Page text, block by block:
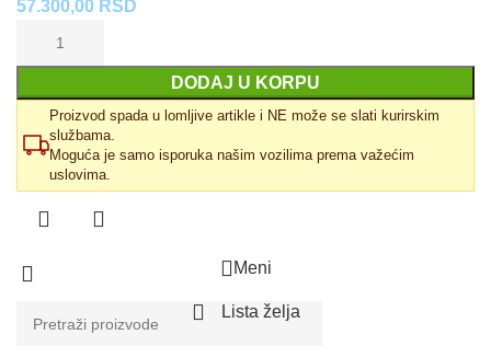
57.300,00 RSD
DODAJ U KORPU
Proizvod spada u lomljive artikle i NE može se slati kurirskim
službama.
Moguća je samo isporuka našim vozilima prema važećim
uslovima.
Meni
Lista želja